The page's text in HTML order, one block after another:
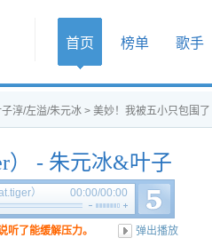
首页 榜单 歌手
淳/左溢/朱元冰 > 美妙！我被五小只包围了
） - 朱元冰&叶子
）
00:00/00:00
听了能缓解压力。 弹出播放